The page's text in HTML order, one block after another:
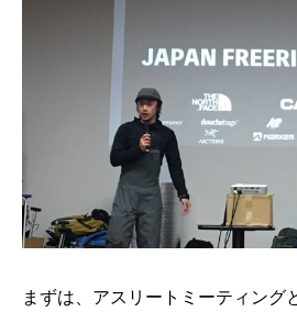
まずは、アスリートミーティング